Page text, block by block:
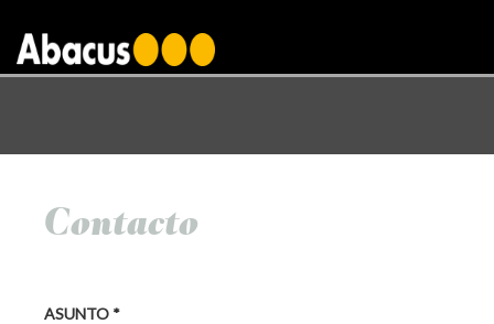
Contacto
ASUNTO *